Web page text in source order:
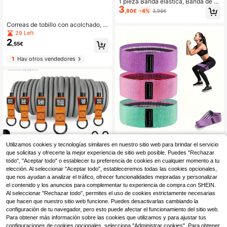
Correas de tobillo con acolchado, a
decuadas para entrenamiento de fu
erza de piernas, máquina de cables
y banda de resistencia, unisex, man
esencial para fitness en casa, pilate
e fitness, set de entrenamiento de p
ilates
29 Left
2 ,55€
1Hay otros vendedores
Juego de 11 piezas de bandas de re
sistencia, equipo de entrenamiento
multifuncional para la parte superior
del Body, bandas elásticas durader
as para fitness en casa, bandas de
entrenamiento de resistencia, equip
10 Left
10,70€
3Hay otros vendedores
sistencia numerada, Banda de estir
amiento de yoga, Banda de resisten
nza, Banda de ejercicio ajustable d
e múltiples bucles, Pilates Yoga Da
nza, Banda de resistencia multifunc
ional de yoga y pilates, Entrenador
portátil de flexibilidad y fuerza, Fitn
ess en casa, Ballet, Equipo de fitnes
s, Equipo de gimnasia, Suministros
de danza
3 ,80€ -4% 3,98€
Banda de resistencia de tela elástic
a para cadera, anillo elástico de yo
ga para adelgazar piernas y abrir ca
deras, equipo pequeño de entrenam
iento de fitness en casa para dar for
ma a la cadera
3,25€
Utilizamos cookies y tecnologías similares en nuestro sitio web para brindar el servicio
que solicitas y ofrecerte la mejor experiencia de sitio web posible. Puedes "Rechazar
todo", "Aceptar todo" o establecer tu preferencia de cookies en cualquier momento a tu
elección. Al seleccionar "Aceptar todo", estableceremos todas las cookies opcionales,
que nos ayudan a analizar el tráfico, ofrecer funcionalidades mejoradas y personalizar
el contenido y los anuncios para complementar tu experiencia de compra con SHEIN.
Al seleccionar "Rechazar todo", permites el uso de cookies estrictamente necesarias
que hacen que nuestro sitio web funcione. Puedes desactivarlas cambiando la
configuración de tu navegador, pero esto puede afectar el funcionamiento del sitio web.
Para obtener más información sobre las cookies que utilizamos y para ajustar tus
configuraciones de cookies opcionales, selecciona "Administrar cookies". Para obtener